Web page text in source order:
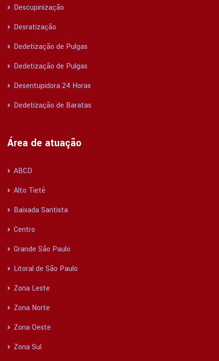
Descupinização
Desratização
Dedetização de Pulgas
Dedetização de Pulgas
Desentupidora 24 Horas
Dedetização de Baratas
Área de atuação
ABCD
Alto Tietê
Baixada Santista
Centro
Grande São Paulo
Litoral de São Paulo
Zona Leste
Zona Norte
Zona Oeste
Zona Sul